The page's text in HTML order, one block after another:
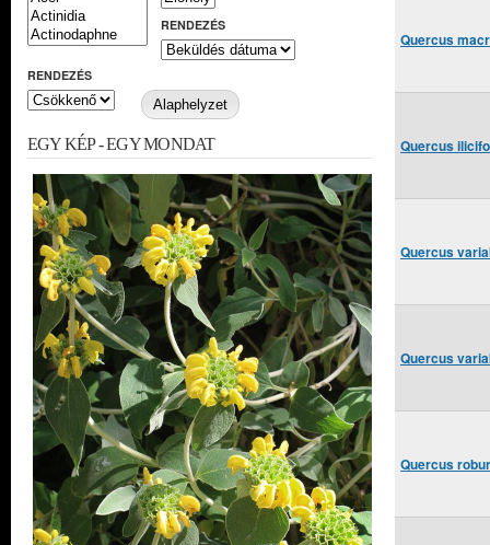
Quercus
Quercus
Quercus
Quercus
Quercus
RENDEZÉS
RENDEZÉS
EGY KÉP - EGY MONDAT